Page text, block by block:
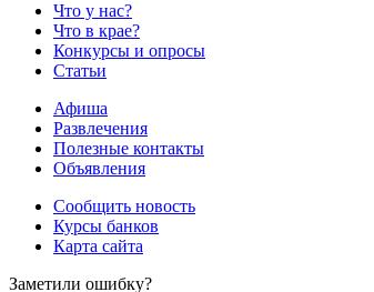
Что у нас?
Что в крае?
Конкурсы и опросы
Статьи
Афиша
Развлечения
Полезные контакты
Объявления
Сообщить новость
Курсы банков
Карта сайта
Заметили ошибку?